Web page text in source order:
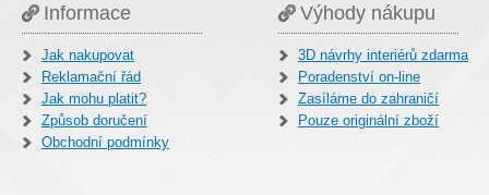
Informace
Jak nakupovat
Reklamační řád
Jak mohu platit?
Způsob doručení
Obchodní podmínky
Výhody nákupu
3D návrhy interiérů zdarma
Poradenství on-line
Zasíláme do zahraničí
Pouze originální zboží